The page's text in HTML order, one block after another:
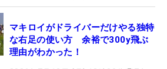
マキロイがドライバーだけやる独特
な右足の使い方 余裕で300y飛ぶ
理由がわかった！